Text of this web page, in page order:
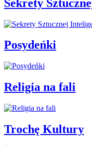
Sekrety
Posydeńki
Religia na fali
Trochę Kultury